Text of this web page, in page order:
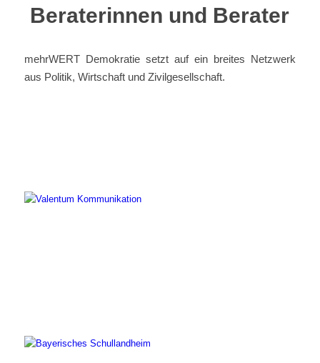
Beraterinnen und Berater
mehrWERT Demokratie setzt auf ein breites Netzwerk
aus Politik, Wirtschaft und Zivilgesellschaft.